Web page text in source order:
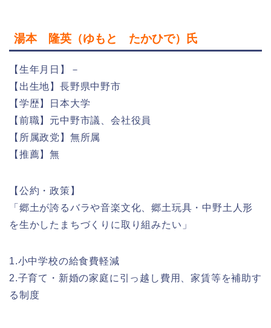
湯本 隆英（ゆもと たかひで）氏
【生年月日】－
【出生地】長野県中野市
【学歴】日本大学
【前職】元中野市議、会社役員
【所属政党】無所属
【推薦】無
【公約・政策】
「郷土が誇るバラや音楽文化、郷土玩具・中野土人形
を生かしたまちづくりに取り組みたい」
1.小中学校の給食費軽減
2.子育て・新婚の家庭に引っ越し費用、家賃等を補助す
る制度